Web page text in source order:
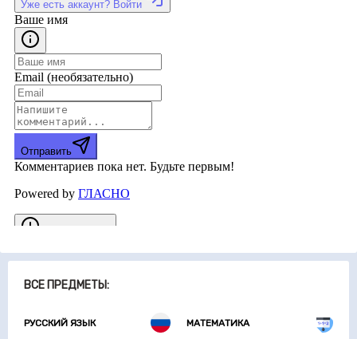
ВСЕ ПРЕДМЕТЫ:
РУССКИЙ ЯЗЫК МАТЕМАТИКА